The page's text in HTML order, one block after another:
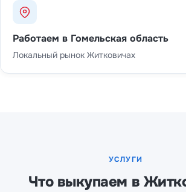
Работаем в Гомельская область
Локальный рынок Житковичах
УСЛУГИ
Что выкупаем в